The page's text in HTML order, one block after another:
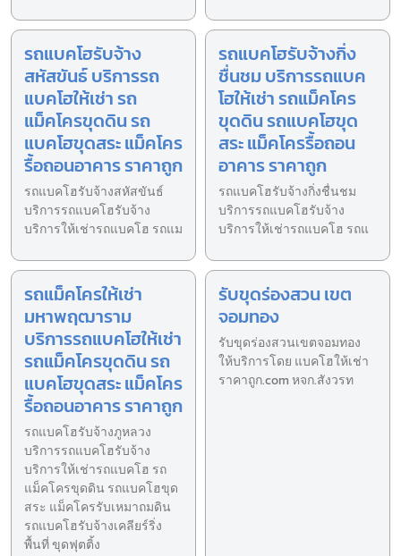
รถแบคโฮรับจ้าง
สหัสขันธ์ บริการรถ
แบคโฮให้เช่า รถ
แม็คโครขุดดิน รถ
แบคโฮขุดสระ แม็คโคร
รื้อถอนอาคาร ราคาถูก
รถแบคโฮรับจ้างสหัสขันธ์
บริการรถแบคโฮรับจ้าง
บริการให้เช่ารถแบคโฮ รถแม
รถแบคโฮรับจ้างกิ่ง
ชื่นชม บริการรถแบค
โฮให้เช่า รถแม็คโคร
ขุดดิน รถแบคโฮขุด
สระ แม็คโครรื้อถอน
อาคาร ราคาถูก
รถแบคโฮรับจ้างกิ่งชื่นชม
บริการรถแบคโฮรับจ้าง
บริการให้เช่ารถแบคโฮ รถแ
รถแม็คโครให้เช่า
มหาพฤฒาราม
บริการรถแบคโฮให้เช่า
รถแม็คโครขุดดิน รถ
แบคโฮขุดสระ แม็คโคร
รื้อถอนอาคาร ราคาถูก
รถแบคโฮรับจ้างภูหลวง
บริการรถแบคโฮรับจ้าง
บริการให้เช่ารถแบคโฮ รถ
แม็คโครขุดดิน รถแบคโฮขุด
สระ แม็คโครรับเหมาถมดิน
รถแบคโฮรับจ้างเคลียร์ริ่ง
พื้นที่ ขุดฟุตติ้ง
รับขุดร่องสวน เขต
จอมทอง
รับขุดร่องสวนเขตจอมทอง
ให้บริการโดย แบคโฮให้เช่า
ราคาถูก.com หจก.สังวรท